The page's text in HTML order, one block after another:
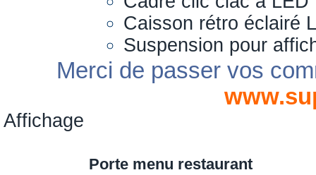
Caisson rétro éclairé
Suspension pour
Merci de passer vos
Affichage
Porte menu restaurant